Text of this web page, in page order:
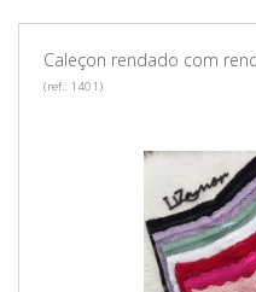
Caleçon rendado com
(ref.: 1401)